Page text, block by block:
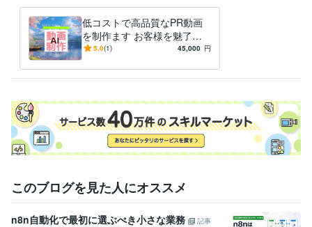
学歴
浙江大學 1998年8月 ~ 2001年3月
山西大學 1993年8月 ~ 1997年6月
語学力
英語 ビジネスレベル
低コストで高品質なPR動画
を制作ます お客様を魅了
し、貴社の時代への順応力を
5.0(1) 45,000 円
このブログを見た人にオススメ
n8n自動化で最初に選ぶべき小さな業務
記事